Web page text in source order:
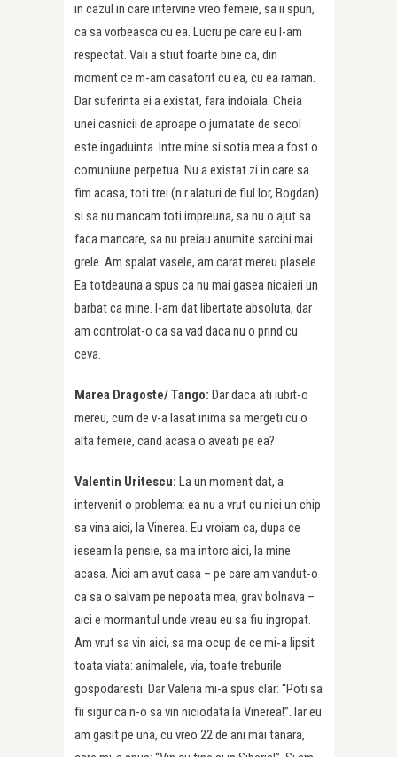
in cazul in care intervine vreo femeie, sa ii spun,
ca sa vorbeasca cu ea. Lucru pe care eu l-am
respectat. Vali a stiut foarte bine ca, din
moment ce m-am casatorit cu ea, cu ea raman.
Dar suferinta ei a existat, fara indoiala. Cheia
unei casnicii de aproape o jumatate de secol
este ingaduinta. Intre mine si sotia mea a fost o
comuniune perpetua. Nu a existat zi in care sa
fim acasa, toti trei (n.r.alaturi de fiul lor, Bogdan)
si sa nu mancam toti impreuna, sa nu o ajut sa
faca mancare, sa nu preiau anumite sarcini mai
grele. Am spalat vasele, am carat mereu plasele.
Ea totdeauna a spus ca nu mai gasea nicaieri un
barbat ca mine. I-am dat libertate absoluta, dar
am controlat-o ca sa vad daca nu o prind cu
ceva.
Marea Dragoste/ Tango: Dar daca ati iubit-o
mereu, cum de v-a lasat inima sa mergeti cu o
alta femeie, cand acasa o aveati pe ea?
Valentin Uritescu: La un moment dat, a
intervenit o problema: ea nu a vrut cu nici un chip
sa vina aici, la Vinerea. Eu vroiam ca, dupa ce
ieseam la pensie, sa ma intorc aici, la mine
acasa. Aici am avut casa – pe care am vandut-o
ca sa o salvam pe nepoata mea, grav bolnava –
aici e mormantul unde vreau eu sa fiu ingropat.
Am vrut sa vin aici, sa ma ocup de ce mi-a lipsit
toata viata: animalele, via, toate treburile
gospodaresti. Dar Valeria mi-a spus clar: “Poti sa
fii sigur ca n-o sa vin niciodata la Vinerea!”. Iar eu
am gasit pe una, cu vreo 22 de ani mai tanara,